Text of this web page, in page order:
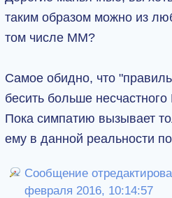
таким образом можно из
том числе ММ?
Самое обидно, что
бесить больше
Пока симпатию вызывает
ему в данной реальности
Сообщение
февраля 2016, 10:14:57